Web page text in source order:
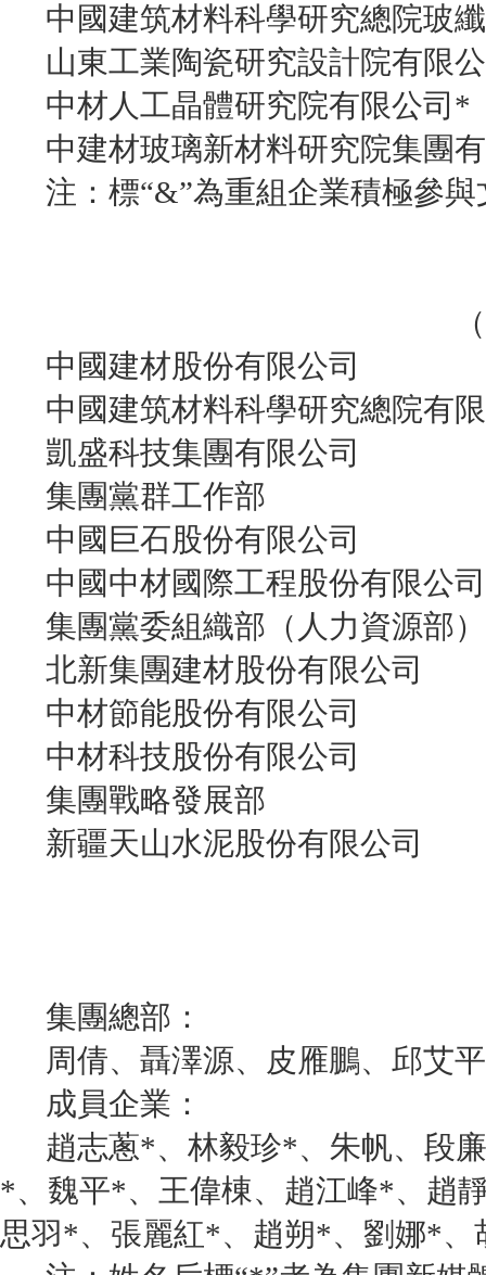
中國建筑材料科學研究總院玻
山東工業陶瓷研究設計院有限
中材人工晶體研究院有限公司*
中建材玻璃新材料研究院集團
注：標“&”為重組企業積極參與
中國建材股份有限公司
中國建筑材料科學研究總院有
凱盛科技集團有限公司
集團黨群工作部
中國巨石股份有限公司
中國中材國際工程股份有限公司
集團黨委組織部（人力資源部）
北新集團建材股份有限公司
中材節能股份有限公司
中材科技股份有限公司
集團戰略發展部
新疆天山水泥股份有限公司
集團總部：
周倩、聶澤源、皮雁鵬、邱艾
成員企業：
趙志蔥*、林毅珍*、朱帆、段
*、魏平*、王偉棟、趙江峰*、趙
思羽*、張麗紅*、趙朔*、劉娜*